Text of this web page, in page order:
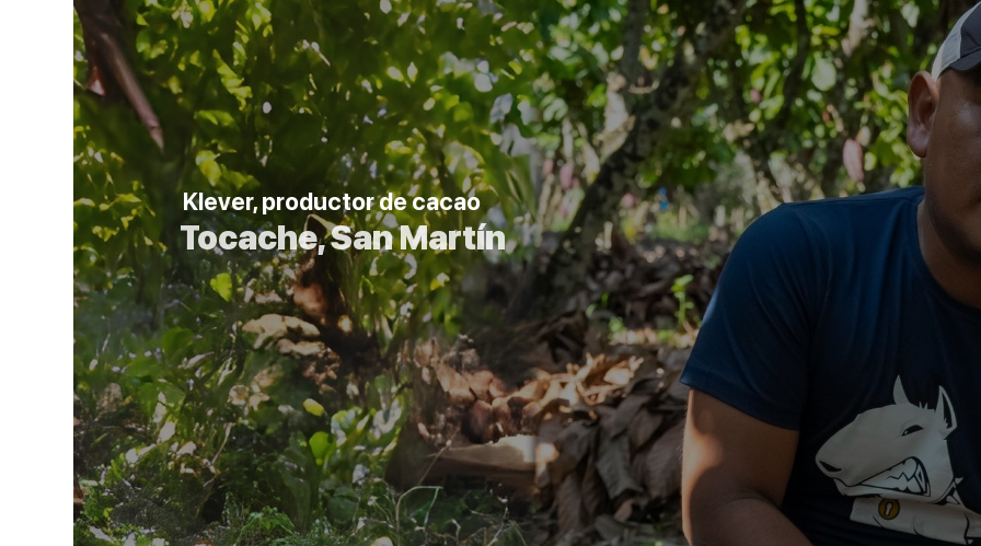
Klever, productor de cacao
Tocache, San Martín
La experiencia fue interesante porque reforcé mis conocimientos sobre
el medio ambiente, a cuidar los bosques y no deforestar.